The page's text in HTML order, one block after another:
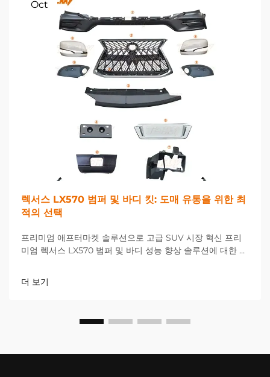
Oct
렉서스 LX570 범퍼 및 바디 킷: 도매 유통을 위한 최
적의 선택
프리미엄 애프터마켓 솔루션으로 고급 SUV 시장 혁신 프리
미엄 렉서스 LX570 범퍼 및 바디 성능 향상 솔루션에 대한 수
가...
더 보기